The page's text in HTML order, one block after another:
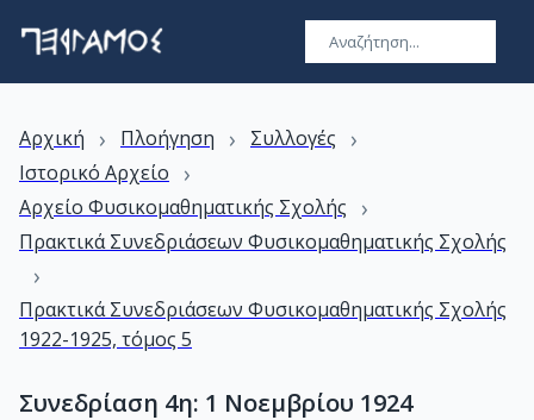
Αρχική › Πλοήγηση › Συλλογές ›
Ιστορικό Αρχείο ›
Αρχείο Φυσικομαθηματικής Σχολής ›
Πρακτικά Συνεδριάσεων Φυσικομαθηματικής Σχολής
›
Πρακτικά Συνεδριάσεων Φυσικομαθηματικής Σχολής
1922-1925, τόμος 5
Συνεδρίαση 4η: 1 Νοεμβρίου 1924